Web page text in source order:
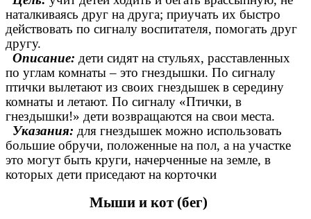
наталкиваясь друг на друга; приучать их быстро
действовать по сигналу воспитателя, помогать друг
другу.
Описание: дети сидят на стульях, расставленных
по углам комнаты – это гнездышки. По сигналу
птички вылетают из своих гнездышек в середину
комнаты и летают. По сигналу «Птички, в
гнездышки!» дети возвращаются на свои места.
Указания: для гнездышек можно использовать
большие обручи, положенные на пол, а на участке
это могут быть круги, начерченные на земле, в
которых дети приседают на корточки
Мыши и кот (бег)